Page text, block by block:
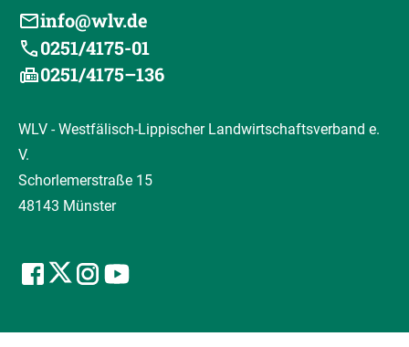
info@wlv.de
0251/4175-01
0251/4175–136
WLV - Westfälisch-Lippischer Landwirtschaftsverband e.
V.
Schorlemerstraße 15
48143 Münster